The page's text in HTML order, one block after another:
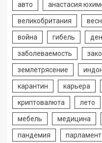
авто анастасия
великобритания
война гибель
заболеваемость
землетрясение
карантин карьера
криптовалюта лето
мебель медицина
пандемия парламент